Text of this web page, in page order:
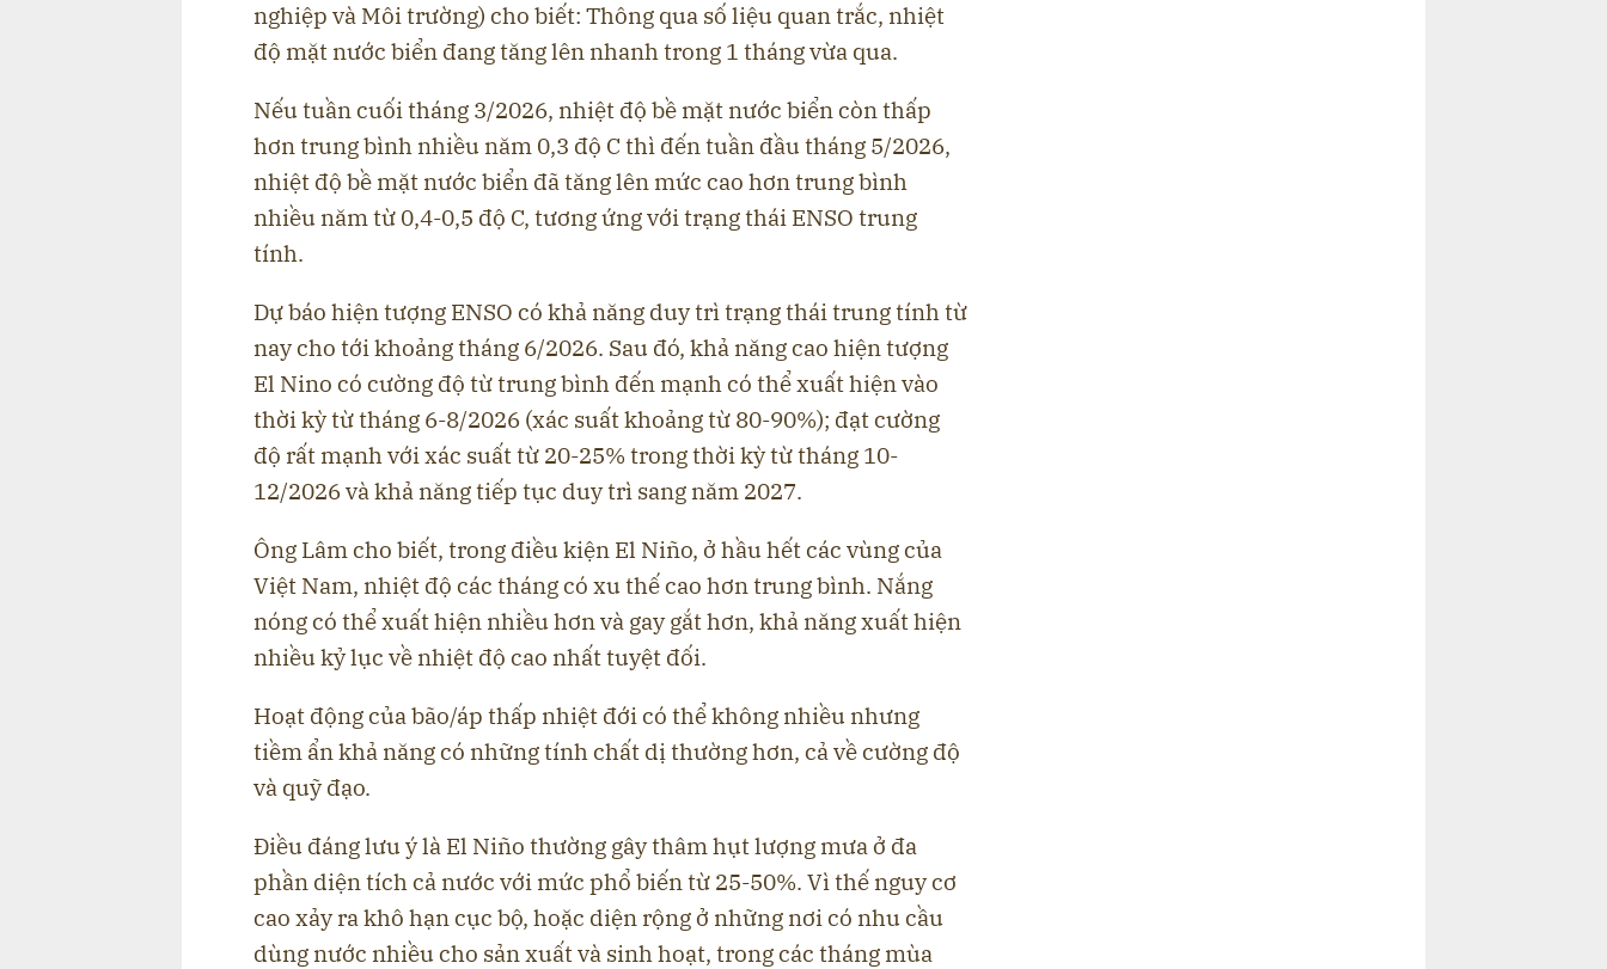
nghiệp và Môi trường) cho biết: Thông qua số liệu quan trắc, nhiệt
độ mặt nước biển đang tăng lên nhanh trong 1 tháng vừa qua.
Nếu tuần cuối tháng 3/2026, nhiệt độ bề mặt nước biển còn thấp
hơn trung bình nhiều năm 0,3 độ C thì đến tuần đầu tháng 5/2026,
nhiệt độ bề mặt nước biển đã tăng lên mức cao hơn trung bình
nhiều năm từ 0,4-0,5 độ C, tương ứng với trạng thái ENSO trung
tính.
Dự báo hiện tượng ENSO có khả năng duy trì trạng thái trung tính từ
nay cho tới khoảng tháng 6/2026. Sau đó, khả năng cao hiện tượng
El Nino có cường độ từ trung bình đến mạnh có thể xuất hiện vào
thời kỳ từ tháng 6-8/2026 (xác suất khoảng từ 80-90%); đạt cường
độ rất mạnh với xác suất từ 20-25% trong thời kỳ từ tháng 10-
12/2026 và khả năng tiếp tục duy trì sang năm 2027.
Ông Lâm cho biết, trong điều kiện El Niño, ở hầu hết các vùng của
Việt Nam, nhiệt độ các tháng có xu thế cao hơn trung bình. Nắng
nóng có thể xuất hiện nhiều hơn và gay gắt hơn, khả năng xuất hiện
nhiều kỷ lục về nhiệt độ cao nhất tuyệt đối.
Hoạt động của bão/áp thấp nhiệt đới có thể không nhiều nhưng
tiềm ẩn khả năng có những tính chất dị thường hơn, cả về cường độ
và quỹ đạo.
Điều đáng lưu ý là El Niño thường gây thâm hụt lượng mưa ở đa
phần diện tích cả nước với mức phổ biến từ 25-50%. Vì thế nguy cơ
cao xảy ra khô hạn cục bộ, hoặc diện rộng ở những nơi có nhu cầu
dùng nước nhiều cho sản xuất và sinh hoạt, trong các tháng mùa